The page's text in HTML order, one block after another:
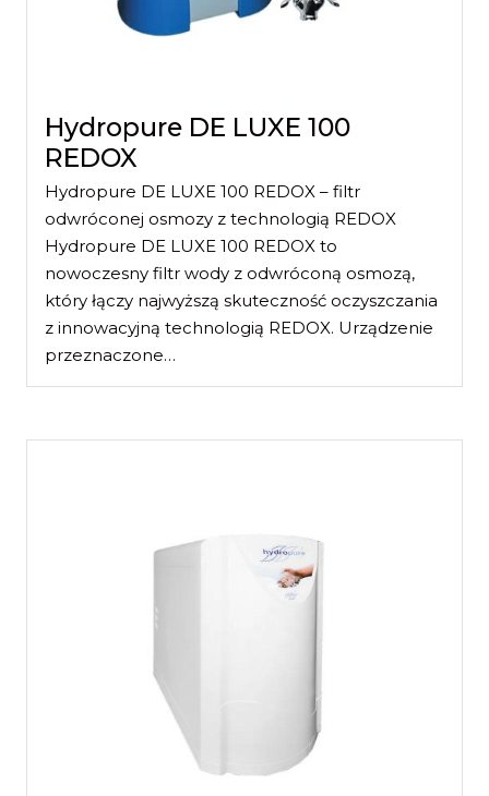
Hydropure DE LUXE 100
REDOX
Hydropure DE LUXE 100 REDOX – filtr
odwróconej osmozy z technologią REDOX
Hydropure DE LUXE 100 REDOX to
nowoczesny filtr wody z odwróconą osmozą,
który łączy najwyższą skuteczność oczyszczania
z innowacyjną technologią REDOX. Urządzenie
przeznaczone…